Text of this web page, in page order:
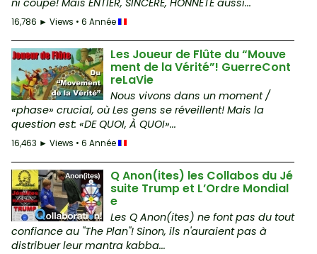
16,786 ► Views • 6 Année
Les Joueur de Flûte du “Mouve
ment de la Vérité”! GuerreCont
reLaVie
Nous vivons dans un moment /
«phase» crucial, où Les gens se réveillent! Mais la
question est: «DE QUOI, À QUOI»...
16,463 ► Views • 6 Année
Q Anon(ites) les Collabos du Jé
suite Trump et L’Ordre Mondial
e
Les Q Anon(ites) ne font pas du tout
confiance au "The Plan"! Sinon, ils n'auraient pas à
distribuer leur mantra kabba...